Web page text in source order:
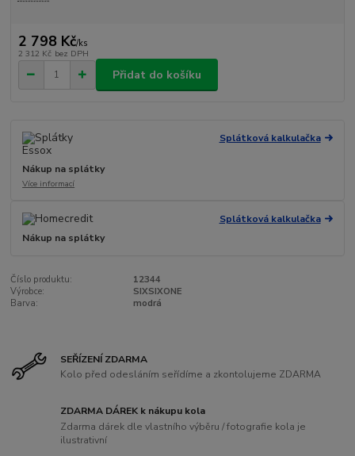
2 798 Kč/ks
2 312 Kč bez DPH
Přidat do košíku
Splátková kalkulačka
Nákup na splátky
Více informací
Splátková kalkulačka
Nákup na splátky
Číslo produktu:
12344
Výrobce:
SIXSIXONE
Barva:
modrá
SEŘÍZENÍ ZDARMA
Kolo před odesláním seřídíme a zkontolujeme ZDARMA
ZDARMA DÁREK k nákupu kola
Zdarma dárek dle vlastního výběru / fotografie kola je
ilustrativní